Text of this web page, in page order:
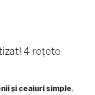
4 rețete
și ceaiuri simple,